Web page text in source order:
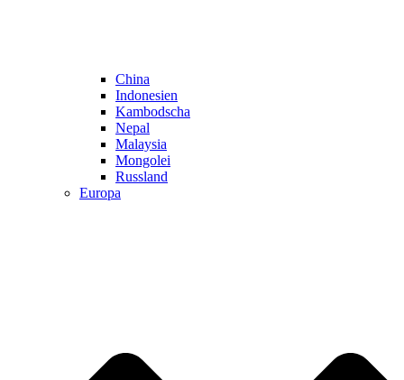
China
Indonesien
Kambodscha
Nepal
Malaysia
Mongolei
Russland
Europa